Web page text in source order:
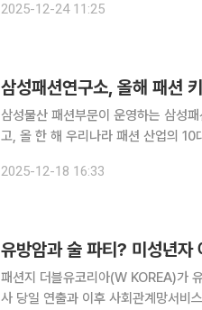
키워드를 W.I.L.L.O.W와 수기응변(
2025-12-24 11:25
삼성패션연구소, 올해 패션
삼성물산 패션부문이 운영하는 삼성
고, 올 한 해 우리나라 패션 산업의 10대 이슈를 18일 공개
2025-12-18 16:33
유방암과 술 파티? 미성년
패션지 더블유코리아(W KOREA)가
사 당일 연출과 이후 사회관계망서비스